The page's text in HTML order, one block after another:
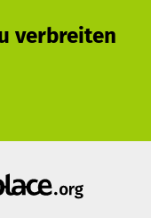
der
Hintergründen der
Hierbei
der Kölner
ihr jeweiliges
verbreiten